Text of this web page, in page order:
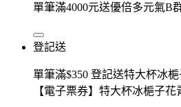
單筆滿4000元送優倍多元氣B
登記送
單筆滿$350 登記送特大杯冰
【電子票券】特大杯冰梔子花